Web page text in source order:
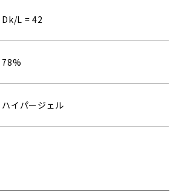
Dk/L = 42
78%
ハイパージェル